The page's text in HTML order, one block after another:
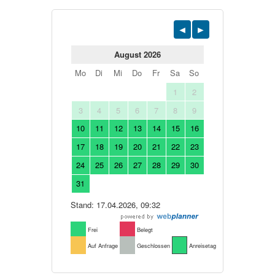
August 2026
Mo
Di Mi Do Fr Sa
So
1
2
3
4 5 6 7 8
9
10
11 12 13 14 15
16
17
18 19 20 21 22
23
24
25 26 27 28 29
30
31
Stand: 17.04.2026, 09:32
Frei
Belegt
Auf Anfrage
Geschlossen Anreisetag